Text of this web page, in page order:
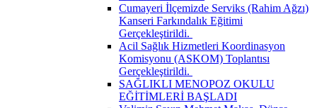
Cumayeri İlçemizde Serviks (Rahim Ağzı)
Kanseri Farkındalık Eğitimi
Gerçekleştirildi. ​
Acil Sağlık Hizmetleri Koordinasyon
Komisyonu (ASKOM) Toplantısı
Gerçekleştirildi. ​
SAĞLIKLI MENOPOZ OKULU
EĞİTİMLERİ BAŞLADI